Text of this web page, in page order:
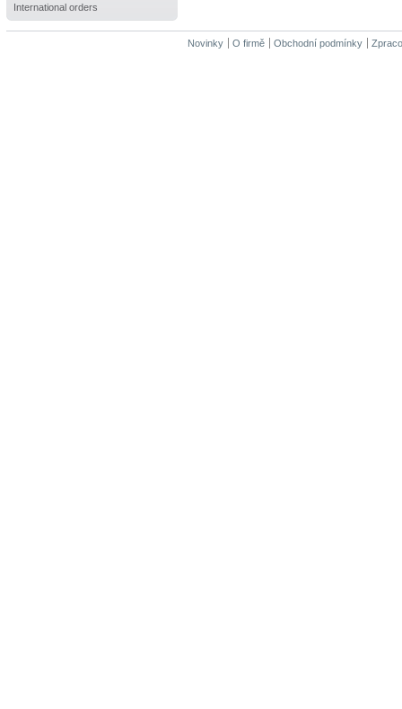
International orders
Novinky O firmě Obchodní podmínky